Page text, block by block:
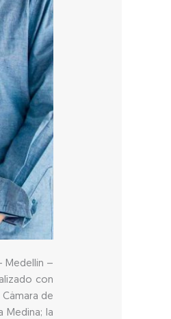
Medellín –
con
de
Medina; la